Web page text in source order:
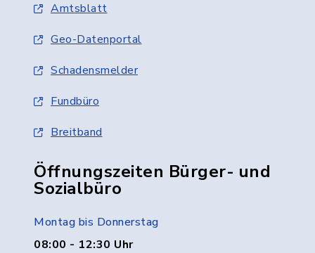
Amtsblatt
Geo-Datenportal
Schadensmelder
Fundbüro
Breitband
Öffnungszeiten Bürger- und
Sozialbüro
Montag bis Donnerstag
08:00 - 12:30 Uhr